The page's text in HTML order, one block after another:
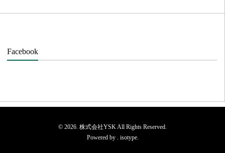
Facebook
© 2026. 株式会社YSK All Rights Reserved.
Powered by . isotype.